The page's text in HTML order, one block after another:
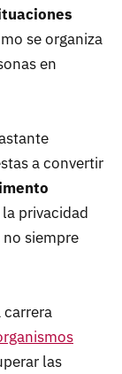
se organiza
en
a convertir
privacidad
siempre
carrera
las